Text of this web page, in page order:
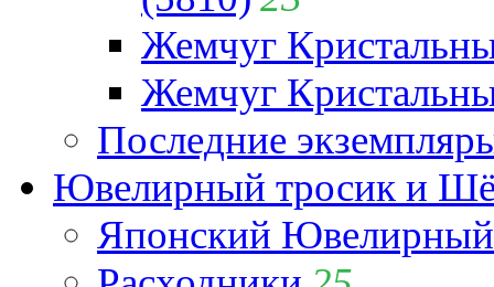
Жемчуг
Жемчуг
Последние
Ювелирный тросик и
Японский